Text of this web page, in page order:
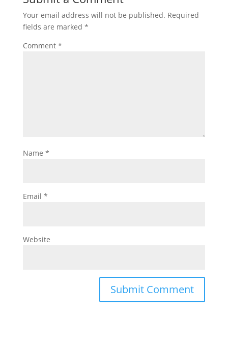
Your email address will not be published. Required
fields are marked *
Comment *
Name *
Email *
Website